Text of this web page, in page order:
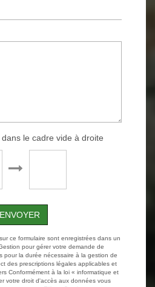
le cadre vide à droite
ENVOYER
ce formulaire sont enregistrées dans un
pour gérer votre demande de
pour la durée nécessaire à la gestion de
des prescriptions légales applicables et
Conformément à la loi « informatique et
votre droit d'accès aux données vous